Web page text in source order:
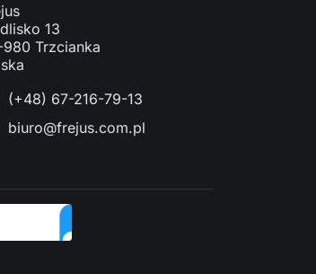
13
Trzcianka
(+48) 67-216-79-13
biuro@frejus.com.pl